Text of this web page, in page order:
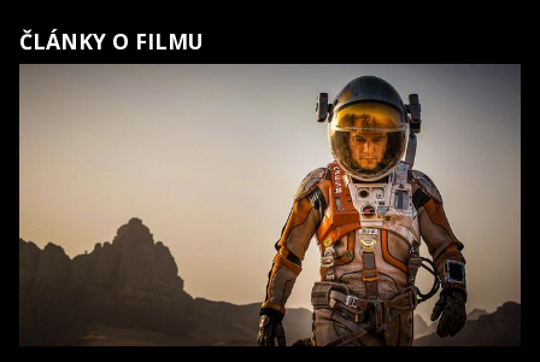
ČLÁNKY O FILMU